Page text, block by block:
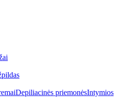
Depiliacinės priemonėsIntymios